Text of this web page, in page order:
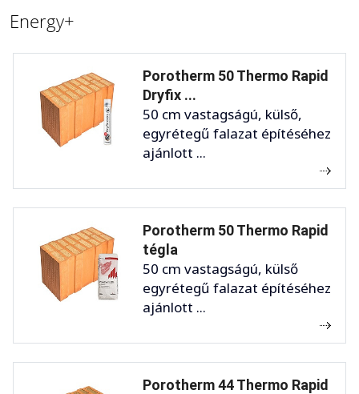
Energy+
Porotherm 50 Thermo Rapid
Dryfix ...
50 cm vastagságú, külső,
egyrétegű falazat építéséhez
ajánlott ...
Porotherm 50 Thermo Rapid
tégla
50 cm vastagságú, külső
egyrétegű falazat építéséhez
ajánlott ...
Porotherm 44 Thermo Rapid